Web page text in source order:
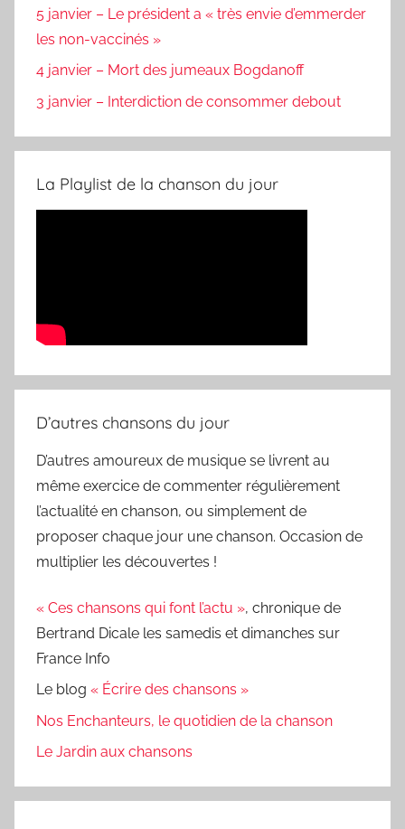
5 janvier – Le président a « très envie d’emmerder
les non-vaccinés »
4 janvier – Mort des jumeaux Bogdanoff
3 janvier – Interdiction de consommer debout
La Playlist de la chanson du jour
D’autres chansons du jour
D’autres amoureux de musique se livrent au
même exercice de commenter régulièrement
l’actualité en chanson, ou simplement de
proposer chaque jour une chanson. Occasion de
multiplier les découvertes !
« Ces chansons qui font l’actu », chronique de
Bertrand Dicale les samedis et dimanches sur
France Info
Le blog « Écrire des chansons »
Nos Enchanteurs, le quotidien de la chanson
Le Jardin aux chansons